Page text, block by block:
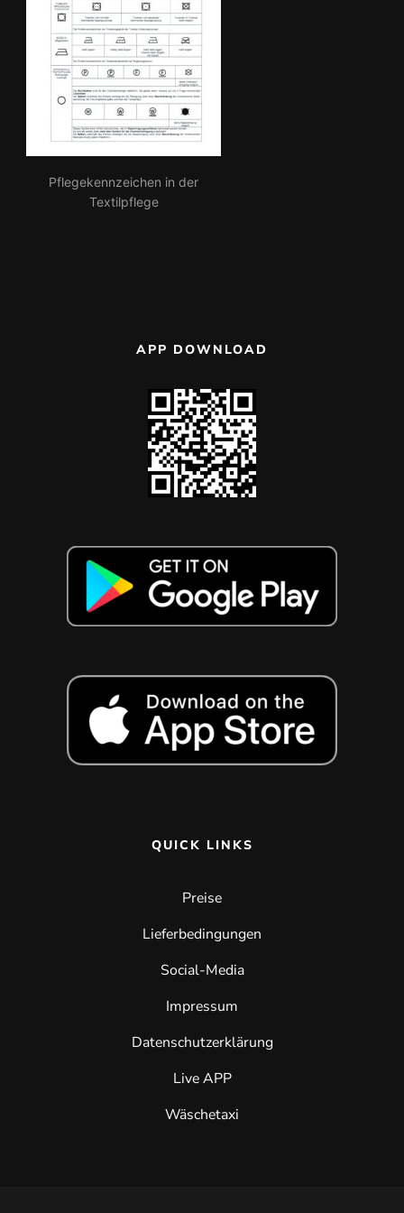
Pflegekennzeichen in der
Textilpflege
APP DOWNLOAD
QUICK LINKS
Preise
Lieferbedingungen
Social-Media
Impressum
Datenschutzerklärung
Live APP
Wäschetaxi